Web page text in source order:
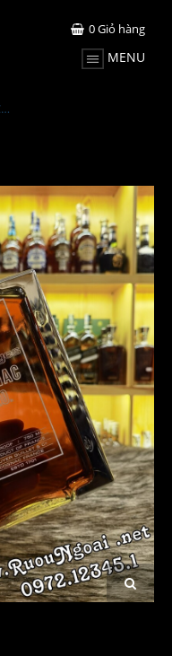
0Giỏ hàng
MENU
Rượu Courreges XO